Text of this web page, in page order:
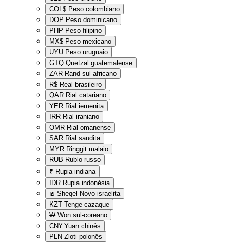
COL$ Peso colombiano
DOP Peso dominicano
PHP Peso filipino
MX$ Peso mexicano
UYU Peso uruguaio
GTQ Quetzal guatemalense
ZAR Rand sul-africano
R$ Real brasileiro
QAR Rial catariano
YER Rial iemenita
IRR Rial iraniano
OMR Rial omanense
SAR Rial saudita
MYR Ringgit malaio
RUB Rublo russo
₹ Rupia indiana
IDR Rupia indonésia
₪ Sheqel Novo israelita
KZT Tenge cazaque
₩ Won sul-coreano
CN¥ Yuan chinês
PLN Zloti polonês